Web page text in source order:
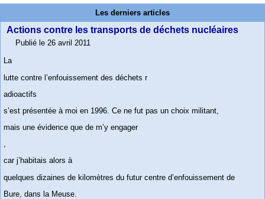
Les derniers articles
Actions contre les transports de déchets nucléaires
Publié le 26 avril 2011
La
lutte contre l’enfouissement des déchets r
adioactifs
s’est présentée à moi en 1996. Ce ne fut pas un choix militant,
mais une évidence que de m’y engager
,
car j’habitais alors à
quelques dizaines de kilomètres du futur centre d’enfouissement de
Bure, dans la Meuse.